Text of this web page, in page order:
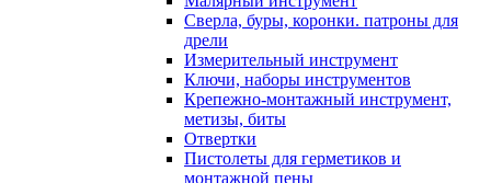
Сверла, буры, коронки. патроны для
дрели
Измерительный инструмент
Ключи, наборы инструментов
Крепежно-монтажный инструмент,
метизы, биты
Отвертки
Пистолеты для герметиков и
монтажной пены